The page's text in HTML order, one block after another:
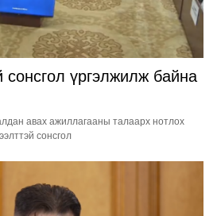
үргэлжилж байна
авах ажиллагааны талаарх нотлох
сонсгол